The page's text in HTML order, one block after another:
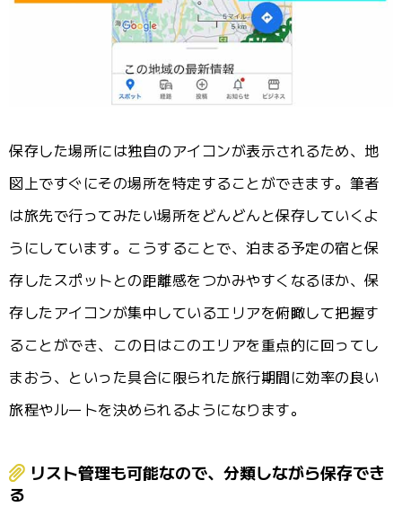
保存した場所には独自のアイコンが表示されるため、地
図上ですぐにその場所を特定することができます。筆者
は旅先で行ってみたい場所をどんどんと保存していくよ
うにしています。こうすることで、泊まる予定の宿と保
存したスポットとの距離感をつかみやすくなるほか、保
存したアイコンが集中しているエリアを俯瞰して把握す
ることができ、この日はこのエリアを重点的に回ってし
まおう、といった具合に限られた旅行期間に効率の良い
旅程やルートを決められるようになります。
リスト管理も可能なので、分類しながら保存でき
る